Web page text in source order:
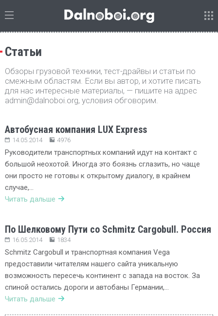
Статьи
Обзоры грузовой техники, тест-драйвы и статьи по
смежным областям. Если вы автор, и хотите писать
для нас интересные материалы, — пишите на адрес
admin@dalnoboi.org, условия обговорим.
Автобусная компания LUX Express
14.05.2014 4976
Руководители транспортных компаний идут на контакт с
большой неохотой. Иногда это боязнь сглазить, но чаще
они просто не готовы к открытому диалогу, в крайнем
случае,…
Читать дальше
По Шелковому Пути со Schmitz Cargobull. Россия
16.05.2014 1834
Schmitz Cargobull и транспортная компания Vega
предоставили читателям нашего сайта уникальную
возможность пересечь континент с запада на восток. За
спиной остались дороги и автобаны Германии,…
Читать дальше